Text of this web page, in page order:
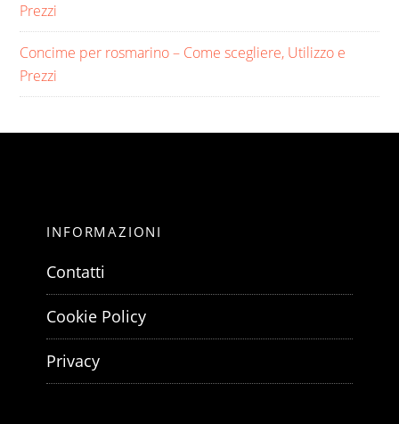
Prezzi
Concime per rosmarino​ – Come scegliere, Utilizzo e
Prezzi
INFORMAZIONI
Contatti
Cookie Policy
Privacy